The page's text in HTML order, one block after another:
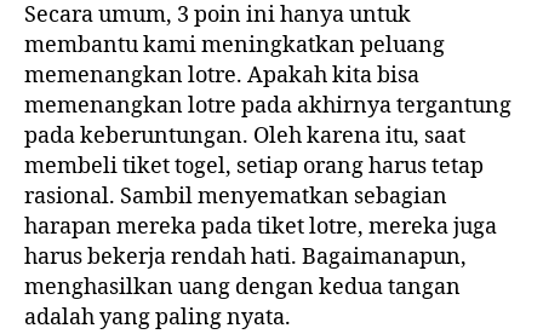
Secara umum, 3 poin ini hanya untuk
membantu kami meningkatkan peluang
memenangkan lotre. Apakah kita bisa
memenangkan lotre pada akhirnya tergantung
pada keberuntungan. Oleh karena itu, saat
membeli tiket togel, setiap orang harus tetap
rasional. Sambil menyematkan sebagian
harapan mereka pada tiket lotre, mereka juga
harus bekerja rendah hati. Bagaimanapun,
menghasilkan uang dengan kedua tangan
adalah yang paling nyata.